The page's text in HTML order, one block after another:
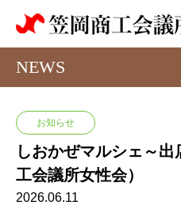
NEWS
お知らせ
しおかぜマルシェ～
工会議所女性会）
2026.06.11